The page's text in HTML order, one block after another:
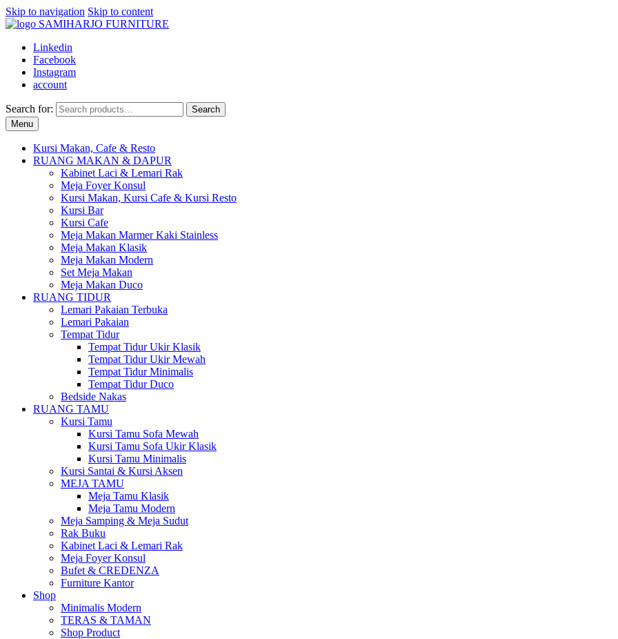
Skip to navigation Skip to content
Linkedin
Facebook
Instagram
account
Search for:
Search
Menu
Kursi Makan, Cafe & Resto
RUANG MAKAN & DAPUR
Kabinet Laci & Lemari Rak
Meja Foyer Konsul
Kursi Makan, Kursi Cafe & Kursi Resto
Kursi Bar
Kursi Cafe
Meja Makan Marmer Kaki Stainless
Meja Makan Klasik
Meja Makan Modern
Set Meja Makan
Meja Makan Duco
RUANG TIDUR
Lemari Pakaian Terbuka
Lemari Pakaian
Tempat Tidur
Tempat Tidur Ukir Klasik
Tempat Tidur Ukir Mewah
Tempat Tidur Minimalis
Tempat Tidur Duco
Bedside Nakas
RUANG TAMU
Kursi Tamu
Kursi Tamu Sofa Mewah
Kursi Tamu Sofa Ukir Klasik
Kursi Tamu Minimalis
Kursi Santai & Kursi Aksen
MEJA TAMU
Meja Tamu Klasik
Meja Tamu Modern
Meja Samping & Meja Sudut
Rak Buku
Kabinet Laci & Lemari Rak
Meja Foyer Konsul
Bufet & CREDENZA
Furniture Kantor
Shop
Minimalis Modern
TERAS & TAMAN
Shop Product